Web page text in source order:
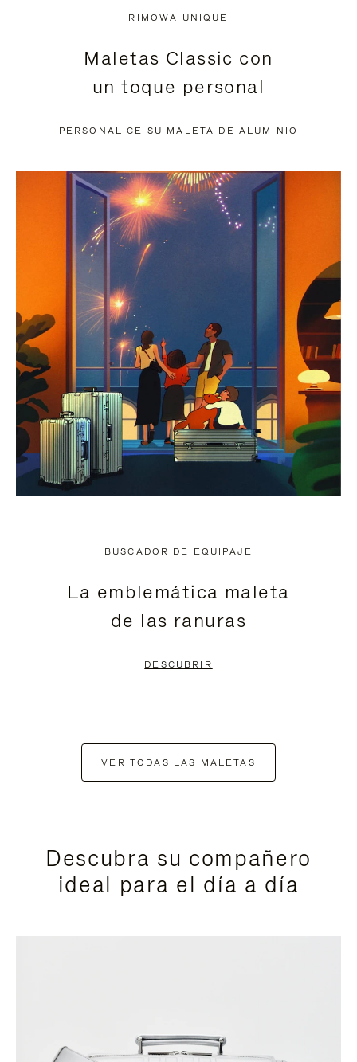
PAUSADO,
PULSE
PARA
ESTÁ
DESACTIVADO:
PULSE
ACTIVARLO.
RIMOWA UNIQUE
Maletas Classic con
un toque personal
PERSONALICE SU MALETA DE ALUMINIO
BUSCADOR DE EQUIPAJE
La emblemática maleta
de las ranuras
DESCUBRIR
VER TODAS LAS MALETAS
Descubra su compañero
ideal para el día a día